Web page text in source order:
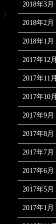
2018年3月
2018年2月
2018年1月
2017年12月
2017年11月
2017年10月
2017年9月
2017年8月
2017年7月
2017年6月
2017年5月
2017年1月